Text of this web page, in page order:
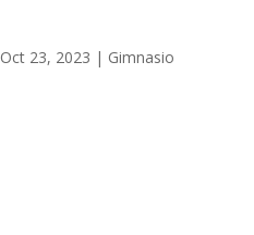
Oct 23, 2023 | Gimnasio